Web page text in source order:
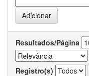
Resultados/Página
Registro(s)